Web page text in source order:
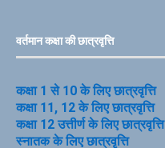
वर्तमान कक्षा की छात्रवृत्ति
कक्षा 1 से 10 के लिए छात्रवृत्ति
कक्षा 11, 12 के लिए छात्रवृत्ति
कक्षा 12 उत्तीर्ण के लिए छात्रवृत्ति
स्नातक के लिए छात्रवृत्ति